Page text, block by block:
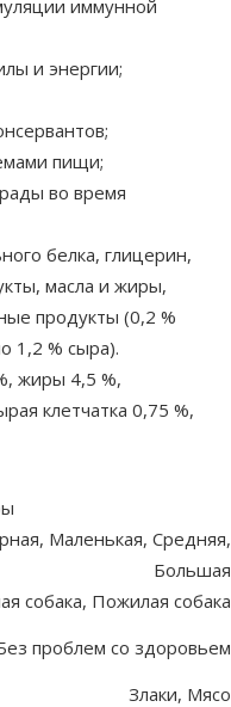
иммунной
и энергии;
пищи;
во время
белка, глицерин,
масла и жиры,
продукты (0,2 %
1,2 % сыра).
жиры 4,5 %,
клетчатка 0,75 %,
Маленькая, Средняя,
Большая
собака, Пожилая собака
проблем со здоровьем
Злаки, Мясо